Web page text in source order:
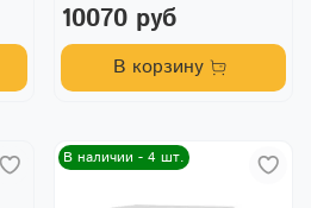
10070 руб
В корзину
В наличии - 4 шт.